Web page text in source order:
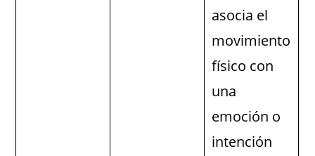
asocia el
movimiento
físico con
una
emoción o
intención